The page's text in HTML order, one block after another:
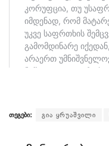
თეგები: გია ყრუაშვილი